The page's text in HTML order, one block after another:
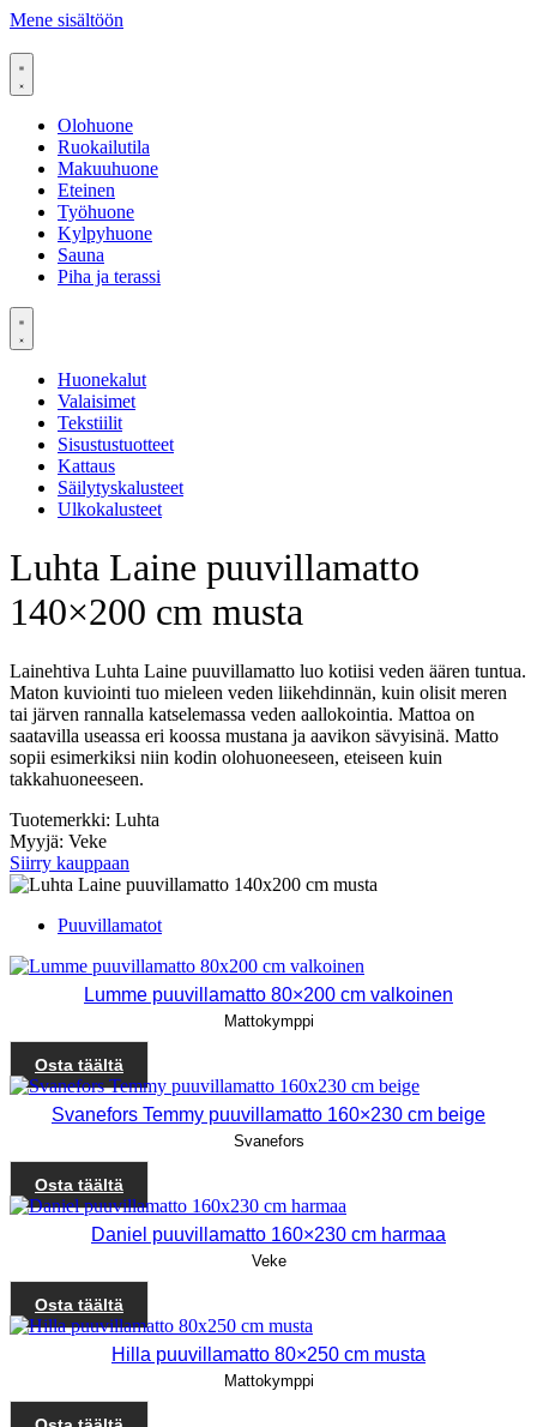
Mene sisältöön
Olohuone
Ruokailutila
Makuuhuone
Eteinen
Työhuone
Kylpyhuone
Sauna
Piha ja terassi
Huonekalut
Valaisimet
Tekstiilit
Sisustustuotteet
Kattaus
Säilytyskalusteet
Ulkokalusteet
Luhta Laine puuvillamatto
140×200 cm musta
Lainehtiva Luhta Laine puuvillamatto luo kotiisi veden äären tuntua.
Maton kuviointi tuo mieleen veden liikehdinnän, kuin olisit meren
tai järven rannalla katselemassa veden aallokointia. Mattoa on
saatavilla useassa eri koossa mustana ja aavikon sävyisinä. Matto
sopii esimerkiksi niin kodin olohuoneeseen, eteiseen kuin
takkahuoneeseen.
Tuotemerkki: Luhta
Myyjä: Veke
Siirry kauppaan
Puuvillamatot
Lumme puuvillamatto 80×200 cm valkoinen
Mattokymppi
Osta täältä
Svanefors Temmy puuvillamatto 160×230 cm beige
Svanefors
Osta täältä
Daniel puuvillamatto 160×230 cm harmaa
Veke
Osta täältä
Hilla puuvillamatto 80×250 cm musta
Mattokymppi